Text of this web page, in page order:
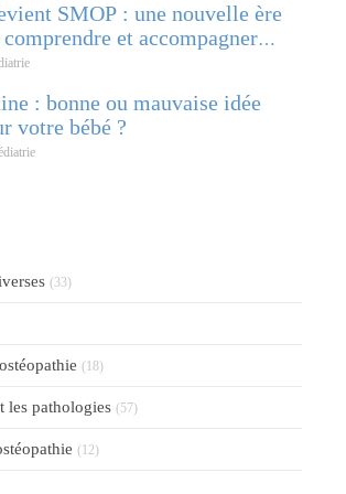
SMOP : une nouvelle ère
et accompagner
féminine
: bonne ou mauvaise idée
votre bébé ?
(33)
(18)
les pathologies (57)
(12)